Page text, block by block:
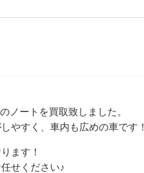
ノートを買取致しました。
やすく、車内も広めの車です！
ます！
せください♪